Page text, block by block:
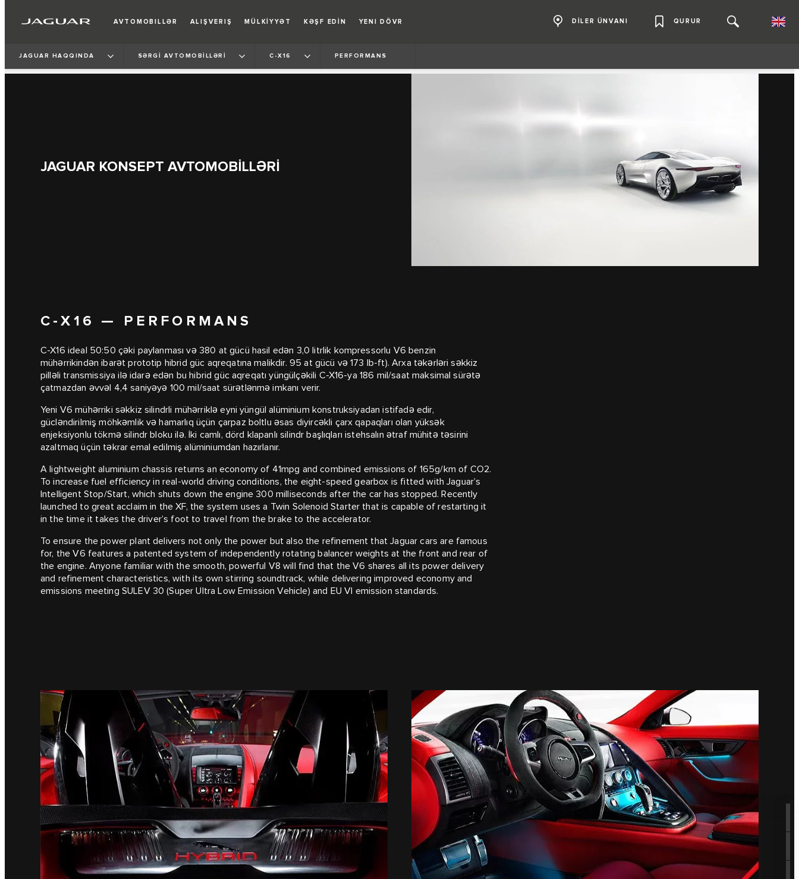
AVTOMOBILLƏR ALIŞVERIŞ MÜLKİYYƏT KƏŞF EDİN YENI DÖVR DİLER ÜNVANI QURUR
JAGUAR HAQQINDA SƏRGİ AVTOMOBİLLƏRİ C-X16 PERFORMANS
JAGUAR KONSEPT AVTOMOBİLLƏRİ
C‑X16 — PERFORMANS
C-X16 ideal 50:50 çəki paylanması və 380 at gücü hasil edən 3,0 litrlik kompressorlu V6 benzin
mühərrikindən ibarət prototip hibrid güc aqreqatına malikdir. 95 at gücü və 173 lb-ft). Arxa təkərləri səkkiz
pilləli transmissiya ilə idarə edən bu hibrid güc aqreqatı yüngülçəkili C-X16-ya 186 mil/saat maksimal sürətə
çatmazdan əvvəl 4,4 saniyəyə 100 mil/saat sürətlənmə imkanı verir.
Yeni V6 mühərriki səkkiz silindrli mühərriklə eyni yüngül alüminium konstruksiyadan istifadə edir,
gücləndirilmiş möhkəmlik və hamarlıq üçün çarpaz boltlu əsas diyircəkli çarx qapaqları olan yüksək
enjeksiyonlu tökmə silindr bloku ilə. İki camlı, dörd klapanlı silindr başlıqları istehsalın ətraf mühitə təsirini
azaltmaq üçün təkrar emal edilmiş alüminiumdan hazırlanır.
A lightweight aluminium chassis returns an economy of 41mpg and combined emissions of 165g/km of CO2.
To increase fuel efficiency in real-world driving conditions, the eight-speed gearbox is fitted with Jaguar’s
Intelligent Stop/Start, which shuts down the engine 300 milliseconds after the car has stopped. Recently
launched to great acclaim in the XF, the system uses a Twin Solenoid Starter that is capable of restarting it
in the time it takes the driver’s foot to travel from the brake to the accelerator.
To ensure the power plant delivers not only the power but also the refinement that Jaguar cars are famous
for, the V6 features a patented system of independently rotating balancer weights at the front and rear of
the engine. Anyone familiar with the smooth, powerful V8 will find that the V6 shares all its power delivery
and refinement characteristics, with its own stirring soundtrack, while delivering improved economy and
emissions meeting SULEV 30 (Super Ultra Low Emission Vehicle) and EU VI emission standards.